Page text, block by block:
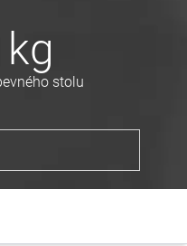
kg
stolu